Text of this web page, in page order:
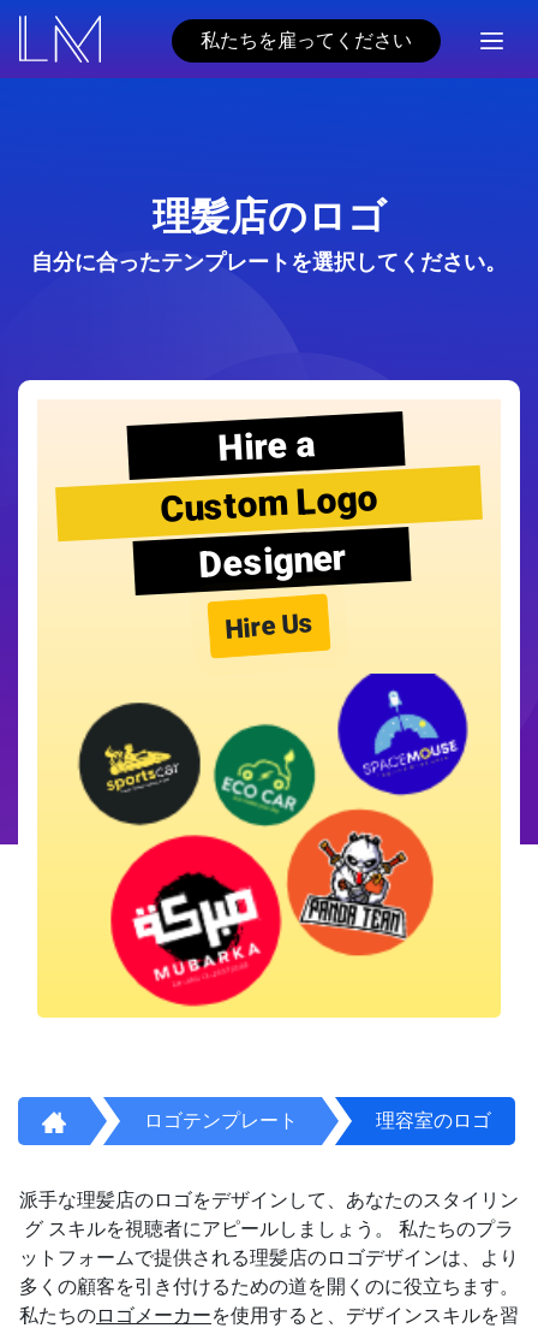
私たちを雇ってください
理髪店のロゴ
自分に合ったテンプレートを選択してください。
Hire a
Custom Logo
Designer
Hire Us
ロゴテンプレート 理容室のロゴ
派手な理髪店のロゴをデザインして、あなたのスタイリン
グ スキルを視聴者にアピールしましょう。 私たちのプラ
ットフォームで提供される理髪店のロゴデザインは、より
多くの顧客を引き付けるための道を開くのに役立ちます。
私たちのロゴメーカーを使用すると、デザインスキルを習